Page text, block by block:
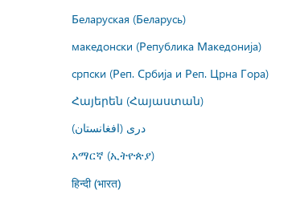
Беларуская (Беларусь)
македонски (Република Македонија)
српски (Реп. Србија и Реп. Црна Гора)
Հայերեն (Հայաստան)
درى (افغانستان)
አማርኛ (ኢትዮጵያ)
हिन्दी (भारत)